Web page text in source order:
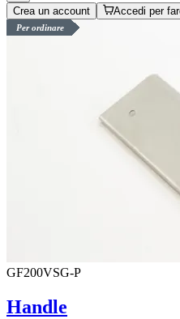
Crea un account Accedi per
Per ordinare
GF200VSG-P
Handle